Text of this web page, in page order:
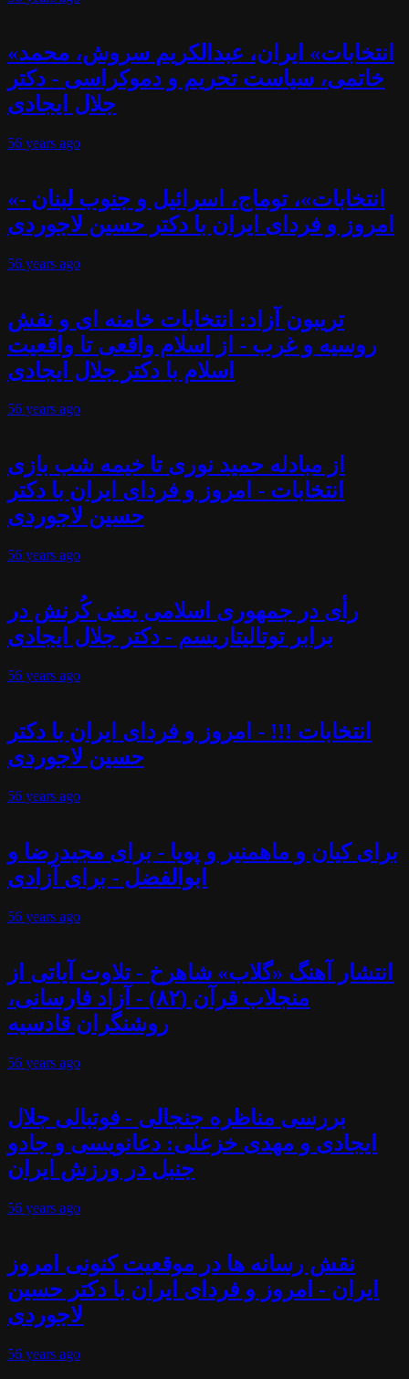
«انتخابات» ایران، عبدالکریم سروش، محمد
خاتمی، سیاست تحریم و دموکراسی - دکتر
جلال ایجادی
56 years ago
«انتخابات»، توماج، اسرائیل و جنوب لبنان -
امروز و فردای ایران با دکتر حسین لاجوردی
56 years ago
تریبون آزاد: انتخابات خامنه ای و نقش
روسیه و غرب - از اسلام واقعی تا واقعیت
اسلام با دکتر جلال ایجادی
56 years ago
از مبادله حمید نوری تا خیمه شب بازی
انتخابات - امروز و فردای ایران با دکتر
حسین لاجوردی
56 years ago
رأی در جمهوری اسلامی یعنی کُرنش در
برابر توتالیتاریسم - دکتر جلال ایجادی
56 years ago
انتخابات !!! - امروز و فردای ایران با دکتر
حسین لاجوردی
56 years ago
برای کیان و ماهمنیر و پویا - برای مجیدرضا و
ابوالفضل - برای آزادی
56 years ago
انتشار آهنگ «گلاب» شاهرخ - تلاوت آیاتی از
منجلاب قرآن (۸۲) - آزاد فارسانی،
روشنگران قادسیه
56 years ago
بررسی مناظره جنجالی - فوتبالی جلال
ایجادی و مهدی خزعلی: دعانویسی و جادو
جنبل در ورزش ایران
56 years ago
نقش رسانه ها در موقعیت کنونی امروز
ایران - امروز و فردای ایران با دکتر حسین
لاجوردی
56 years ago